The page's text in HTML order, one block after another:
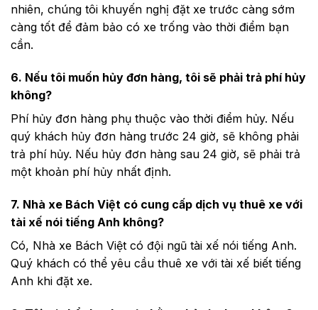
nhiên, chúng tôi khuyến nghị đặt xe trước càng sớm
càng tốt để đảm bảo có xe trống vào thời điểm bạn
cần.
6. Nếu tôi muốn hủy đơn hàng, tôi sẽ phải trả phí hủy
không?
Phí hủy đơn hàng phụ thuộc vào thời điểm hủy. Nếu
quý khách hủy đơn hàng trước 24 giờ, sẽ không phải
trả phí hủy. Nếu hủy đơn hàng sau 24 giờ, sẽ phải trả
một khoản phí hủy nhất định.
7. Nhà xe Bách Việt có cung cấp dịch vụ thuê xe với
tài xế nói tiếng Anh không?
Có, Nhà xe Bách Việt có đội ngũ tài xế nói tiếng Anh.
Quý khách có thể yêu cầu thuê xe với tài xế biết tiếng
Anh khi đặt xe.